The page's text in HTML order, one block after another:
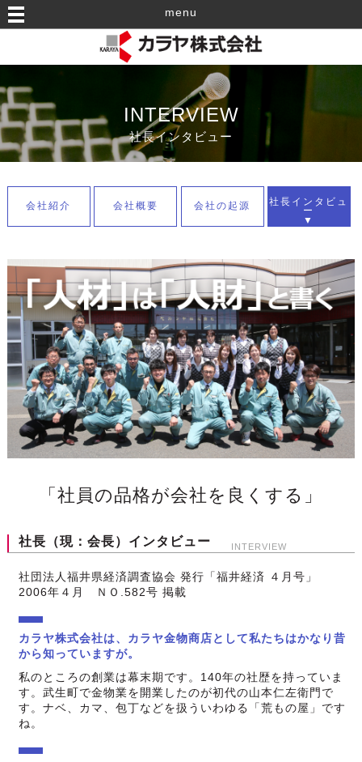
menu
INTERVIEW
社長インタビュー
会社紹介 会社概要 会社の起源
社長インタビュ
ー
「社員の品格が会社を良くする」
社長（現：会長）インタビュー INTERVIEW
社団法人福井県経済調査協会 発行「福井経済 ４月号」
2006年４月 ＮＯ.582号 掲載
カラヤ株式会社は、カラヤ金物商店として私たちはかなり昔
から知っていますが。
私のところの創業は幕末期です。140年の社歴を持っていま
す。武生町で金物業を開業したのが初代の山本仁左衛門で
す。ナベ、カマ、包丁などを扱ういわゆる「荒もの屋」です
ね。